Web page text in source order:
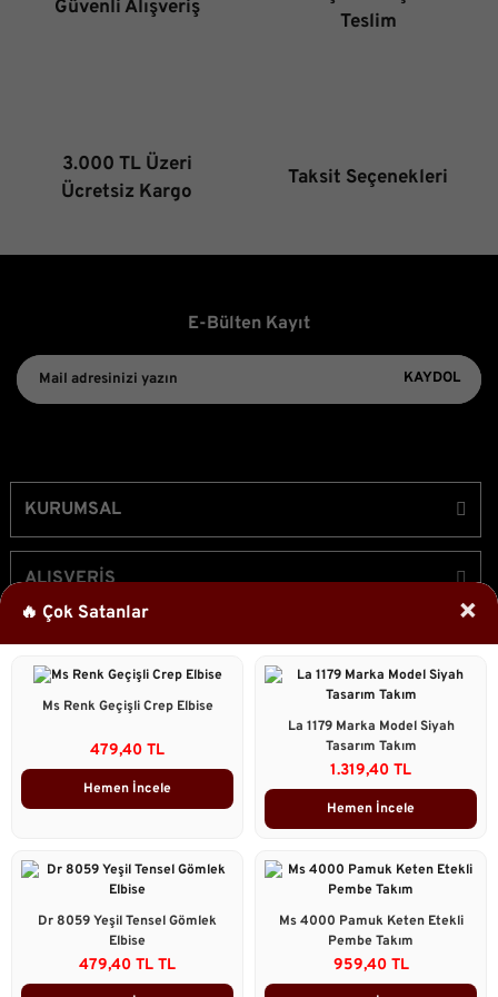
Çok Satanlar
🔥 Çok Satanlar ×
Ms Renk Geçişli Crep Elbise
479,40 TL
Hemen İncele
La 1179 Marka Model Siyah
Tasarım Takım
1.319,40 TL
Hemen İncele
Dr 8059 Yeşil Tensel Gömlek
Elbise
479,40 TL TL
Ms 4000 Pamuk Keten Etekli
Pembe Takım
959,40 TL
Ürün fiyatı diğer sitelerden daha pahalı.
Güvenli Alışveriş
Teslim
3.000 TL Üzeri
Ücretsiz Kargo
Taksit Seçenekleri
E-Bülten Kayıt
KAYDOL
KURUMSAL
ALIŞVERİŞ
ÜYELİK
Bizi Takip Edin!
Kredi kartı bilgileriniz 256bit SSL sertifikası ile korunmaktadır.
ideasoft
e-
ticaret
paketleri
ile
hazırlandı.